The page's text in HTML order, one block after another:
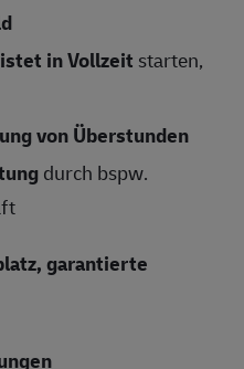
in Vollzeit starten,
von Überstunden
durch bspw.
garantierte